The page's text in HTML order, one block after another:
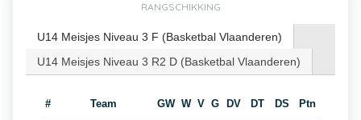
RANGSCHIKKING
U14 Meisjes Niveau 3 F (Basketbal Vlaanderen)
U14 Meisjes Niveau 3 R2 D (Basketbal Vlaanderen)
# Team GW W V G DV DT DS Ptn